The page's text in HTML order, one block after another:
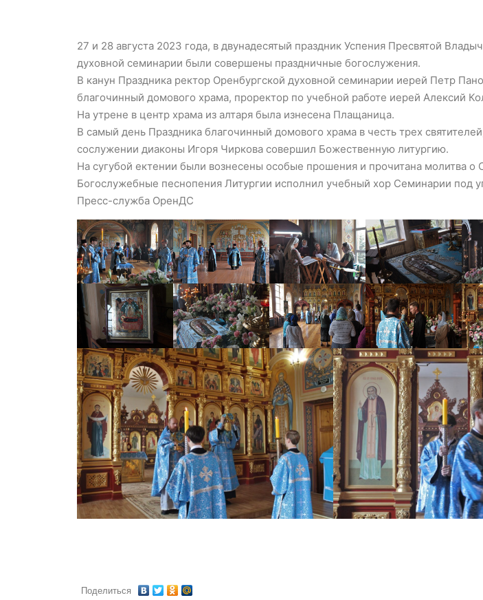
27 и 28 августа 2023 года, в двунадесятый праздник Успения Пресвятой
духовной семинарии были совершены праздничные богослужения.
В канун Праздника ректор Оренбургской духовной семинарии иерей Петр
благочинный домового храма, проректор по учебной работе иерей Алексий
На утрене в центр храма из алтаря была изнесена Плащаница.
В самый день Праздника благочинный домового храма в честь трех
сослужении диаконы Игоря Чиркова совершил Божественную литургию.
На сугубой ектении были вознесены особые прошения и прочитана молитва о
Богослужебные песнопения Литургии исполнил учебный хор Семинарии под
Пресс-служба ОренДС
Поделиться